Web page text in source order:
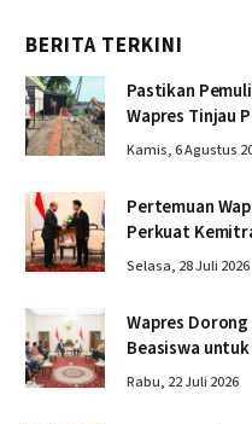
BERITA TERKINI
Pastikan
Wapres Tinjau
Krueng
Kamis, 6 Agustus
Pertemuan
Perkuat
Kamboja
Selasa, 28 Juli 2026
Wapres
Beasiswa
Rabu, 22 Juli 2026